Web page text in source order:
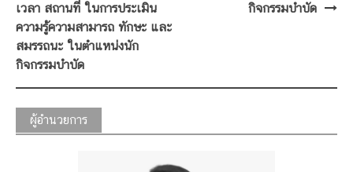
เวลา สถานที่ ในการประเมิน
ความรู้ความสามารถ ทักษะ และ
สมรรถนะ ในตำแหน่งนัก
กิจกรรมบำบัด
กิจกรรมบำบัด
ผู้อำนวยการ